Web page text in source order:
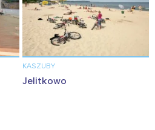
KASZUBY
Jelitkowo